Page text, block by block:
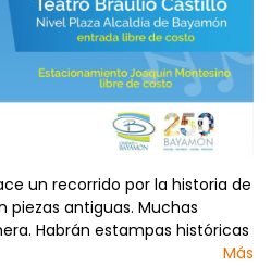
un recorrido por la historia de
piezas antiguas. Muchas
Habrán estampas históricas
Más